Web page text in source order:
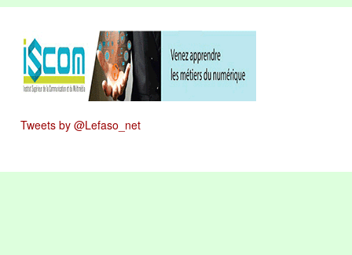
Tweets by @Lefaso_net